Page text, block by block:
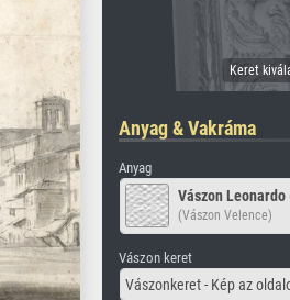
Anyag & Vakráma
Anyag
Vászon Leonardo
(Vászon Velence)
Vászon keret
Vászonkeret - Kép az